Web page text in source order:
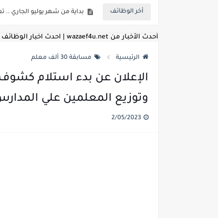
أخر الوظائف بداية من شهر يوليو الجاري ..
للعمل كضباط متخصصين ..وزارة
اعلان وظائف وزارة التعليم
اعلان وظائف الهيئة
اعلان وظائف الشركة
مسابقة معلمي الحصه
اعلان وظائف الهيئة القومية
أحدث الأخبار من wazaef4u.net | احدث اخبار الوظائف
الرئيسية مسابقة 30 ألف معلم
وتوزيع المعلمين علي